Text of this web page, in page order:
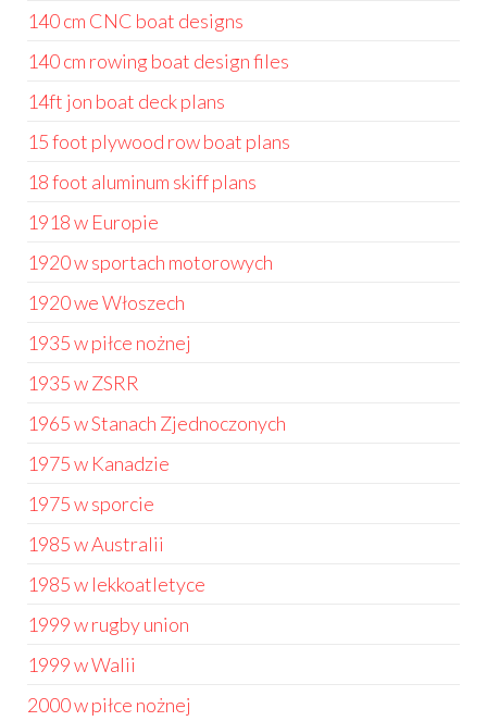
140 cm CNC boat designs
140 cm rowing boat design files
14ft jon boat deck plans
15 foot plywood row boat plans
18 foot aluminum skiff plans
1918 w Europie
1920 w sportach motorowych
1920 we Włoszech
1935 w piłce nożnej
1935 w ZSRR
1965 w Stanach Zjednoczonych
1975 w Kanadzie
1975 w sporcie
1985 w Australii
1985 w lekkoatletyce
1999 w rugby union
1999 w Walii
2000 w piłce nożnej